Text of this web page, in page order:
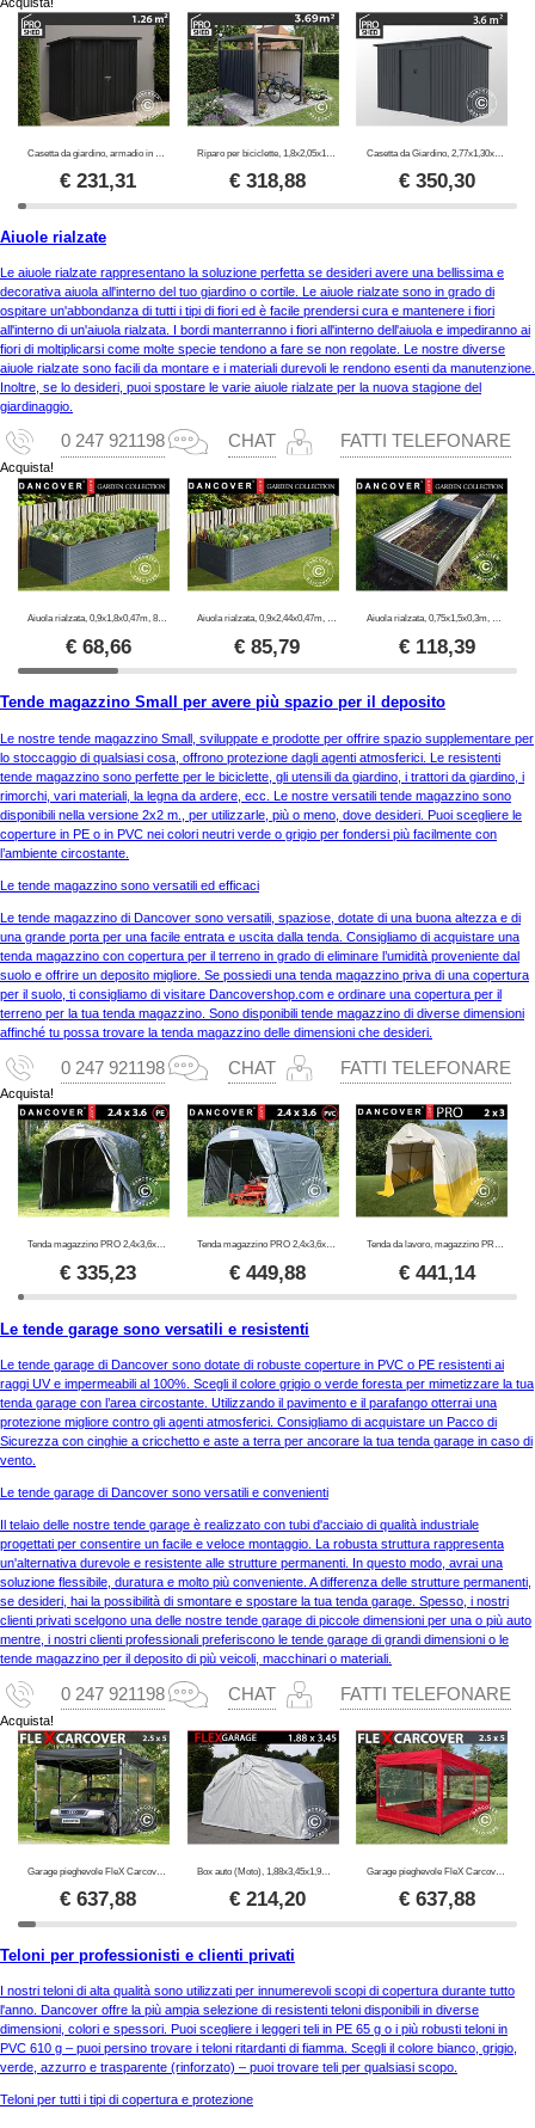
€231,31 € 318,88
Casetta da Giardino, 2,77x1,30x1,73m, 3,6m², ProShed®, Antracite
€ 350,30
Aiuole rialzate
Le aiuole rialzate rappresentano la soluzione perfetta se desideri avere una bellissima e
decorativa aiuola all'interno del tuo giardino o cortile. Le aiuole rialzate sono in grado di
ospitare un'abbondanza di tutti i tipi di fiori ed è facile prendersi cura e mantenere i fiori
all'interno di un'aiuola rialzata. I bordi manterranno i fiori all'interno dell'aiuola e impediranno ai
fiori di moltiplicarsi come molte specie tendono a fare se non regolate. Le nostre diverse
aiuole rialzate sono facili da montare e i materiali durevoli le rendono esenti da manutenzione.
Inoltre, se lo desideri, puoi spostare le varie aiuole rialzate per la nuova stagione del
giardinaggio.
0 247 921198 CHAT FATTI TELEFONARE
Acquista!
Aiuola rialzata, 0,9x1,8x0,47m, 800l, Antracite
€ 68,66
Aiuola rialzata, 0,9x2,44x0,47m, 1000l, Antracite
€85,79
Aiuola rialzata, 0,75x1,5x0,3m, Argento
€ 118,39
Tende magazzino Small per avere più spazio per il deposito
Le nostre tende magazzino Small, sviluppate e prodotte per offrire spazio supplementare per
lo stoccaggio di qualsiasi cosa, offrono protezione dagli agenti atmosferici. Le resistenti
tende magazzino sono perfette per le biciclette, gli utensili da giardino, i trattori da giardino, i
rimorchi, vari materiali, la legna da ardere, ecc. Le nostre versatili tende magazzino sono
disponibili nella versione 2x2 m., per utilizzarle, più o meno, dove desideri. Puoi scegliere le
coperture in PE o in PVC nei colori neutri verde o grigio per fondersi più facilmente con
l’ambiente circostante.
Le tende magazzino sono versatili ed efficaci
Le tende magazzino di Dancover sono versatili, spaziose, dotate di una buona altezza e di
una grande porta per una facile entrata e uscita dalla tenda. Consigliamo di acquistare una
tenda magazzino con copertura per il terreno in grado di eliminare l’umidità proveniente dal
suolo e offrire un deposito migliore. Se possiedi una tenda magazzino priva di una copertura
per il suolo, ti consigliamo di visitare Dancovershop.com e ordinare una copertura per il
terreno per la tua tenda magazzino. Sono disponibili tende magazzino di diverse dimensioni
affinché tu possa trovare la tenda magazzino delle dimensioni che desideri.
0 247 921198 CHAT FATTI TELEFONARE
Acquista!
Tenda magazzino PRO 2,4x3,6x2,34m PE, Grigio
€335,23
Tenda magazzino PRO 2,4x3,6x2,34m PVC, Grigio
€ 449,88
Tenda da lavoro, magazzino PRO 2x3x2m, PVC, Bianco/Giallo, Ritardante di fiamma
€ 441,14
Le tende garage sono versatili e resistenti
Le tende garage di Dancover sono dotate di robuste coperture in PVC o PE resistenti ai
raggi UV e impermeabili al 100%. Scegli il colore grigio o verde foresta per mimetizzare la tua
tenda garage con l’area circostante. Utilizzando il pavimento e il parafango otterrai una
protezione migliore contro gli agenti atmosferici. Consigliamo di acquistare un Pacco di
Sicurezza con cinghie a cricchetto e aste a terra per ancorare la tua tenda garage in caso di
vento.
Le tende garage di Dancover sono versatili e convenienti
Il telaio delle nostre tende garage è realizzato con tubi d'acciaio di qualità industriale
progettati per consentire un facile e veloce montaggio. La robusta struttura rappresenta
un'alternativa durevole e resistente alle strutture permanenti. In questo modo, avrai una
soluzione flessibile, duratura e molto più conveniente. A differenza delle strutture permanenti,
se desideri, hai la possibilità di smontare e spostare la tua tenda garage. Spesso, i nostri
clienti privati scelgono una delle nostre tende garage di piccole dimensioni per una o più auto
mentre, i nostri clienti professionali preferiscono le tende garage di grandi dimensioni o le
tende magazzino per il deposito di più veicoli, macchinari o materiali.
0 247 921198 CHAT FATTI TELEFONARE
Acquista!
€637,88 € 214,20
Garage pieghevole FleX Carcover, 2,5x5m, Rosso
€ 637,88
Teloni per professionisti e clienti privati
I nostri teloni di alta qualità sono utilizzati per innumerevoli scopi di copertura durante tutto
l'anno. Dancover offre la più ampia selezione di resistenti teloni disponibili in diverse
dimensioni, colori e spessori. Puoi scegliere i leggeri teli in PE 65 g o i più robusti teloni in
PVC 610 g – puoi persino trovare i teloni ritardanti di fiamma. Scegli il colore bianco, grigio,
verde, azzurro e trasparente (rinforzato) – puoi trovare teli per qualsiasi scopo.
Teloni per tutti i tipi di copertura e protezione